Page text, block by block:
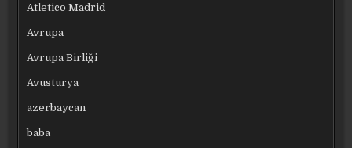
Atletico Madrid
Avrupa
Avrupa Birliği
Avusturya
azerbaycan
baba